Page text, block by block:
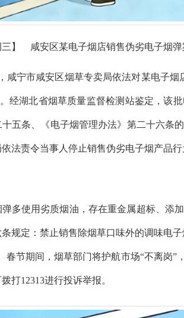
三】 咸安区某电子烟店销售伪劣电子烟弹
咸宁市咸安区烟草专卖局依法对某电子
经湖北省烟草质量监督检测站鉴定，该
五条、《电子烟管理办法》第二十六条
法责令当事人停止销售伪劣电子烟产品
多使用劣质烟油，存在重金属超标、添
规定：禁止销售除烟草口味外的调味电
春节期间，烟草部门将护航市场“不离岗
打12313进行投诉举报。